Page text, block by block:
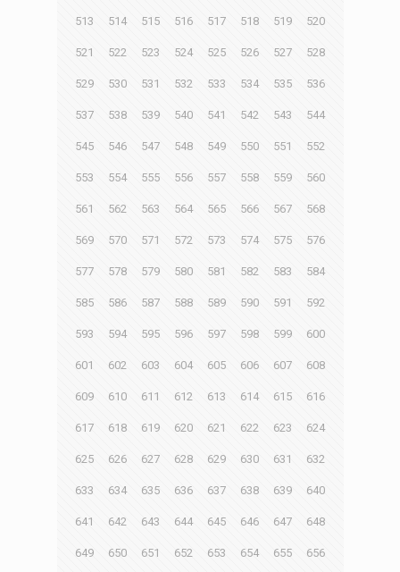
513 514 515 516 517 518 519 520
521 522 523 524 525 526 527 528
529 530 531 532 533 534 535 536
537 538 539 540 541 542 543 544
545 546 547 548 549 550 551 552
553 554 555 556 557 558 559 560
561 562 563 564 565 566 567 568
569 570 571 572 573 574 575 576
577 578 579 580 581 582 583 584
585 586 587 588 589 590 591 592
593 594 595 596 597 598 599 600
601 602 603 604 605 606 607 608
609 610 611 612 613 614 615 616
617 618 619 620 621 622 623 624
625 626 627 628 629 630 631 632
633 634 635 636 637 638 639 640
641 642 643 644 645 646 647 648
649 650 651 652 653 654 655 656